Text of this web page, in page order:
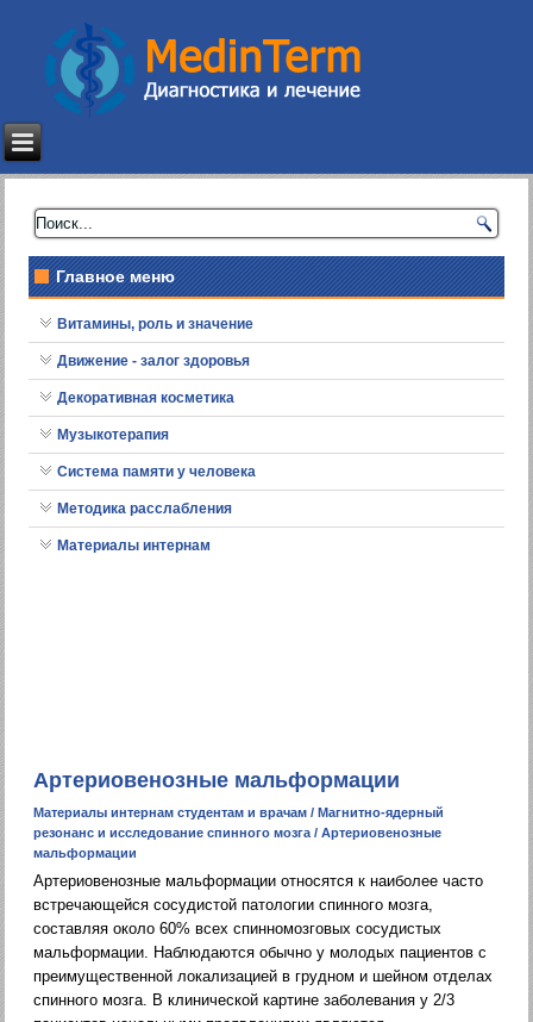
Главное меню
Витамины, роль и значение
Движение - залог здоровья
Декоративная косметика
Музыкотерапия
Система памяти у человека
Методика расслабления
Материалы интернам
Артериовенозные мальформации
Материалы интернам студентам и врачам / Магнитно-ядерный
резонанс и исследование спинного мозга / Артериовенозные
мальформации
Артериовенозные мальформации относятся к наиболее часто
встречающейся сосудистой патологии спинного мозга,
составляя около 60% всех спинномозговых сосудистых
мальформации. Наблюдаются обычно у молодых пациентов с
преимущественной локализацией в грудном и шейном отделах
спинного мозга. В клинической картине заболевания у 2/3